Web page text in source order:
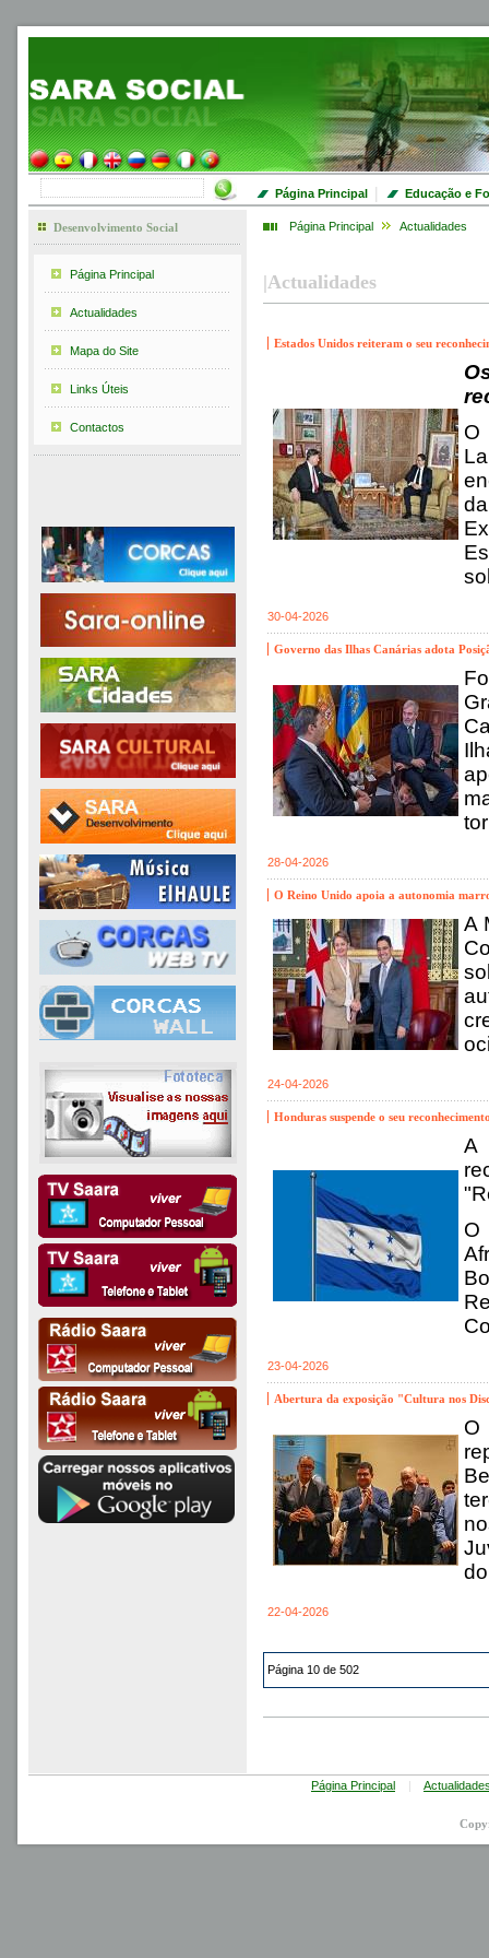
Página Principal | Educação e
Desenvolvimento Social
Página Principal
Actualidades
Mapa do Site
Links Úteis
Contactos
Página Principal Actualidades
|Actualidades
Estados Unidos reiteram o seu
O
30-04-2026
Governo das Ilhas Canárias adota
28-04-2026
O Reino Unido apoia a autonomia
A
24-04-2026
Honduras suspende o seu
A
O
23-04-2026
Abertura da exposição "Cultura nos
O
22-04-2026
Página 10 de 502
Página Principal |